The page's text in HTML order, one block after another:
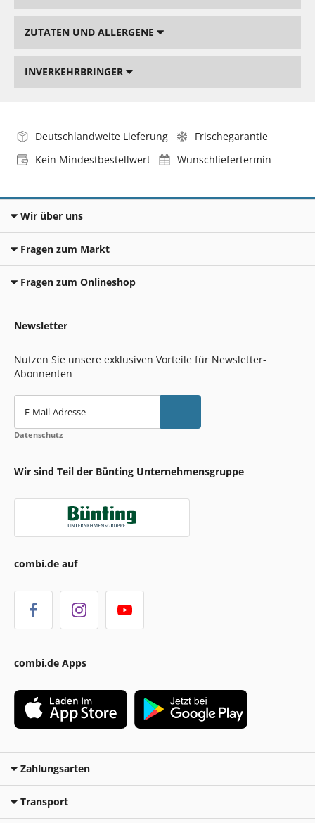
ZUTATEN UND ALLERGENE
INVERKEHRBRINGER
Deutschlandweite Lieferung
Frischegarantie
Kein Mindestbestellwert
Wunschliefertermin
Wir über uns
Fragen zum Markt
Fragen zum Onlineshop
Newsletter
Nutzen Sie unsere exklusiven Vorteile für Newsletter-
Abonnenten
E-Mail-Adresse
Datenschutz
Wir sind Teil der Bünting Unternehmensgruppe
combi.de auf
combi.de Apps
Zahlungsarten
Transport